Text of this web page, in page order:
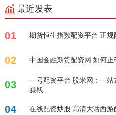
最近发表
01 期货恒生指数配资平台 正
02 中国金融期货配资网 如何正
03
一号配资平台 股米网：一
赚钱
04 在线配资炒股 高清大话西游